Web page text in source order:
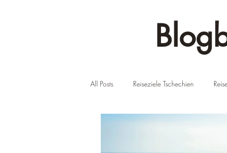
All Posts Reiseziele Tschechien